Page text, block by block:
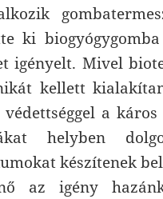
ki
igényelt. Mivel
kellett
a
helyben
készítenek
az igény